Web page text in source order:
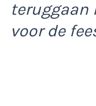
teruggaan
voor de